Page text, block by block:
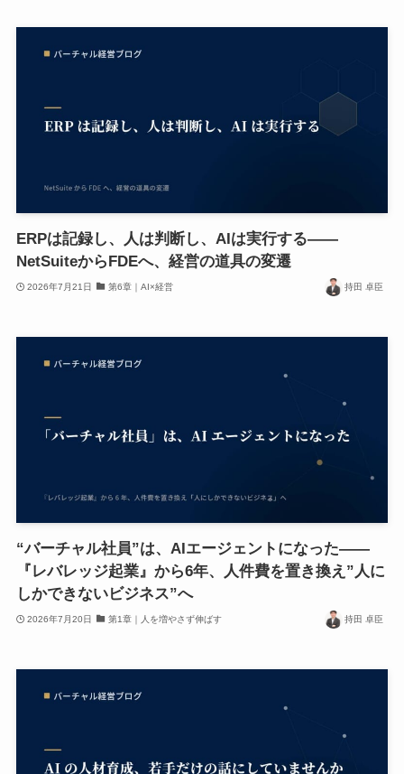
ERPは記録し、人は判断し、AIは実行する——
NetSuiteからFDEへ、経営の道具の変遷
2026年7月21日 第6章｜AI×経営 持田 卓臣
“バーチャル社員”は、AIエージェントになった——
『レバレッジ起業』から6年、人件費を置き換え”人に
しかできないビジネス”へ
2026年7月20日 第1章｜人を増やさず伸ばす 持田 卓臣